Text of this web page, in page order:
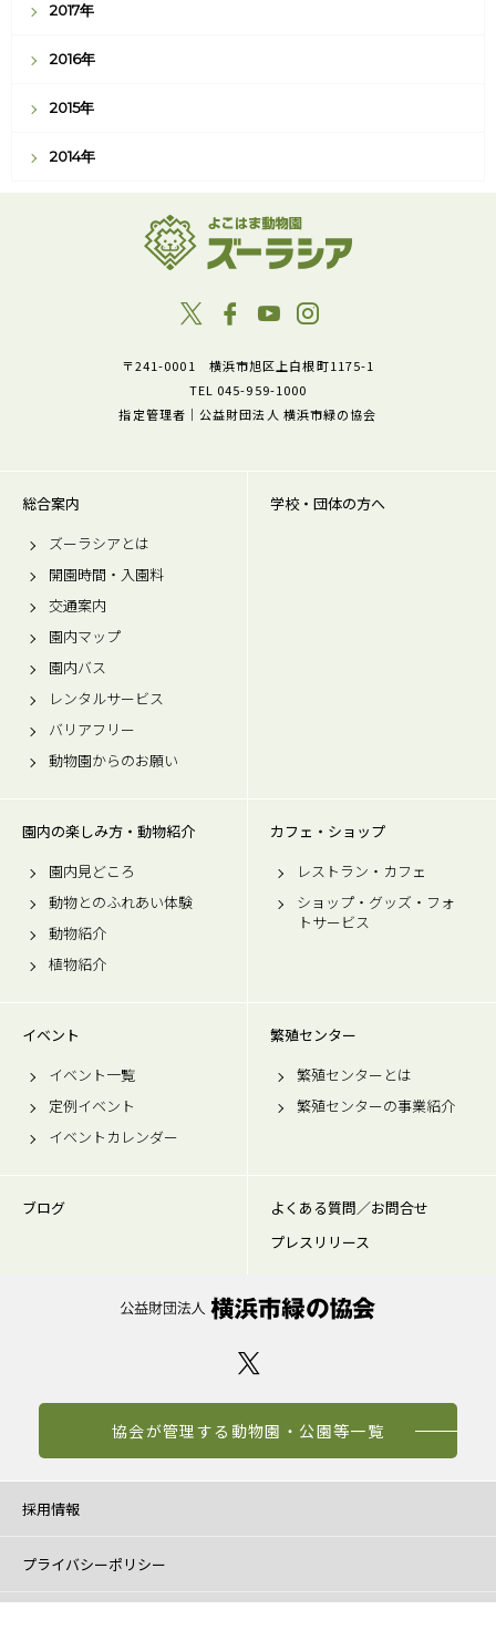
2017年
2016年
2015年
2014年
〒241-0001 横浜市旭区上白根町1175-1
TEL 045-959-1000
指定管理者｜公益財団法人 横浜市緑の協会
総合案内
ズーラシアとは
開園時間・入園料
交通案内
園内マップ
園内バス
レンタルサービス
バリアフリー
動物園からのお願い
学校・団体の方へ
園内の楽しみ方・動物紹介
園内見どころ
動物とのふれあい体験
動物紹介
植物紹介
カフェ・ショップ
レストラン・カフェ
ショップ・グッズ・フォ
トサービス
イベント
イベント一覧
定例イベント
イベントカレンダー
繁殖センター
繁殖センターとは
繁殖センターの事業紹介
ブログ
よくある質問／お問合せ
プレスリリース
協会が管理する動物園・公園等一覧
採用情報
プライバシーポリシー